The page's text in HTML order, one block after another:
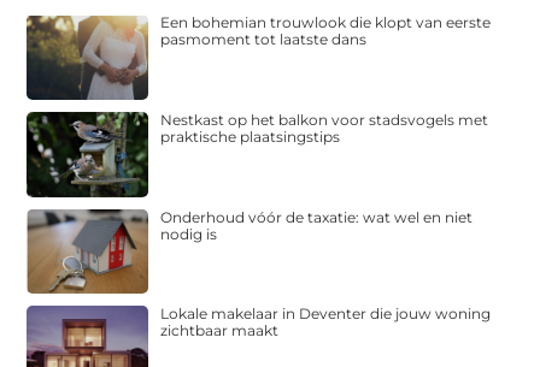
Een bohemian trouwlook die klopt van eerste
pasmoment tot laatste dans
Nestkast op het balkon voor stadsvogels met
praktische plaatsingstips
Onderhoud vóór de taxatie: wat wel en niet
nodig is
Lokale makelaar in Deventer die jouw woning
zichtbaar maakt